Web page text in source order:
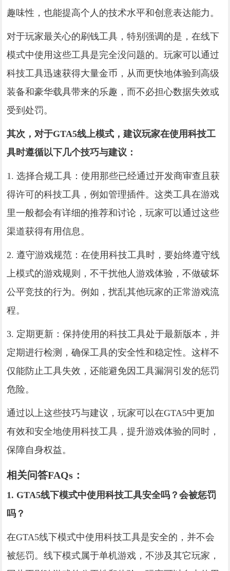
趣味性，也能提高个人的技术水平和创意表达能力。
对于玩家最关心的刷钱工具，特别强调的是，在线下
模式中使用这些工具是完全没问题的。玩家可以通过
科技工具迅速获得大量金币，从而更快地体验到高级
装备和豪华载具带来的乐趣，而不必担心数据失效或
受到处罚。
其次，对于GTA5线上模式，建议玩家在使用科技工
具时遵循以下几个技巧与建议：
1. 选择合规工具：使用那些已经通过开发商审查且获
得许可的科技工具，例如管理插件。这类工具在游戏
里一般都会有详细的推荐和讨论，玩家可以通过这些
渠道获得有用信息。
2. 遵守游戏规范：在使用科技工具时，要始终遵守线
上模式的游戏规则，不干扰他人游戏体验，不做破坏
公平竞技的行为。例如，扰乱其他玩家的正常游戏流
程。
3. 定期更新：保持使用的科技工具处于最新版本，并
定期进行检测，确保工具的安全性和稳定性。这样不
仅能防止工具失效，还能避免因工具漏洞引发的惩罚
危险。
通过以上这些技巧与建议，玩家可以在GTA5中更加
有效和安全地使用科技工具，提升游戏体验的同时，
保障自身权益。
相关问答FAQs：
1. GTA5线下模式中使用科技工具安全吗？会被惩罚
吗？
在GTA5线下模式中使用科技工具是安全的，并不会
被惩罚。线下模式属于单机游戏，不涉及其它玩家，